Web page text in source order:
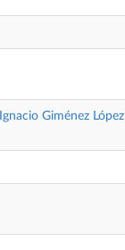
Ignacio Giménez López